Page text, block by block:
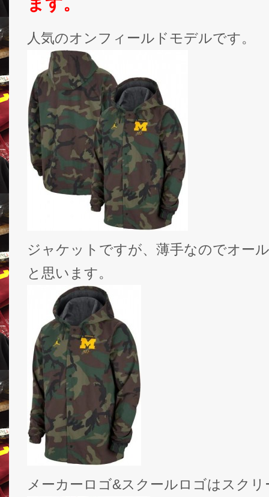
人気のオンフィールドモデルです。
ジャケットですが、薄手なのでオー
と思います。
メーカーロゴ&スクールロゴはスク